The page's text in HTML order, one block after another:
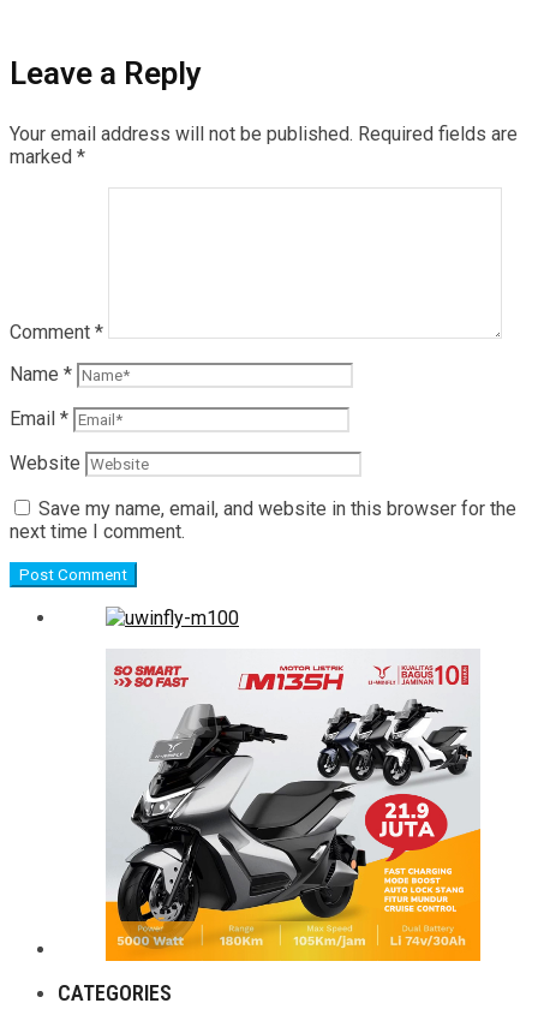
Leave a Reply
Your email address will not be published. Required fields are
marked *
Comment *
Name *
Email *
Website
Save my name, email, and website in this browser for the
next time I comment.
CATEGORIES